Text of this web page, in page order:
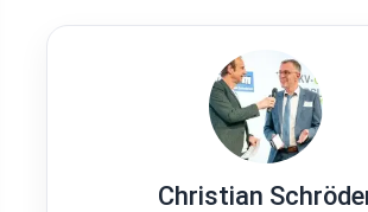
Christian